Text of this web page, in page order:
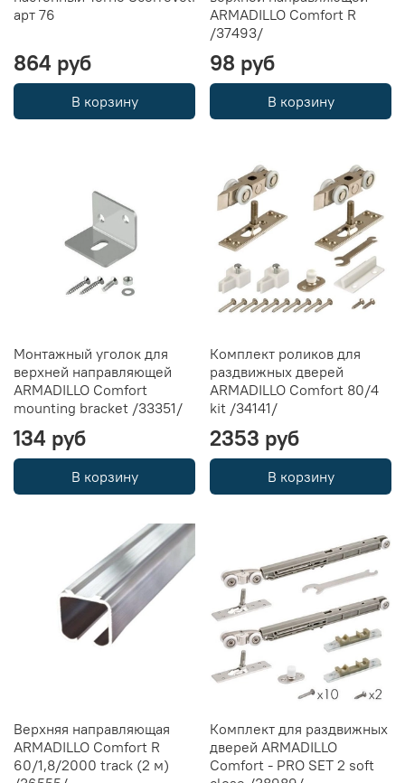
арт 76
864 руб
В корзину
ARMADILLO Comfort R
/37493/
98 руб
В корзину
Монтажный уголок для
верхней направляющей
ARMADILLO Comfort
mounting bracket /33351/
134 руб
В корзину
Комплект роликов для
раздвижных дверей
ARMADILLO Comfort 80/4
kit /34141/
2353 руб
В корзину
Верхняя направляющая
ARMADILLO Comfort R
60/1,8/2000 track (2 м)
Комплект для раздвижных
дверей ARMADILLO
Comfort - PRO SET 2 soft